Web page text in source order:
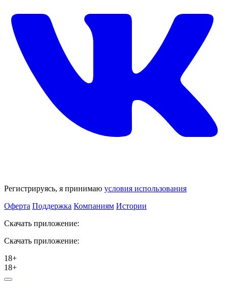
Регистрируясь, я принимаю условия использования
Оферта Поддержка Компаниям Истории
Скачать приложение:
Скачать приложение:
18+
18+